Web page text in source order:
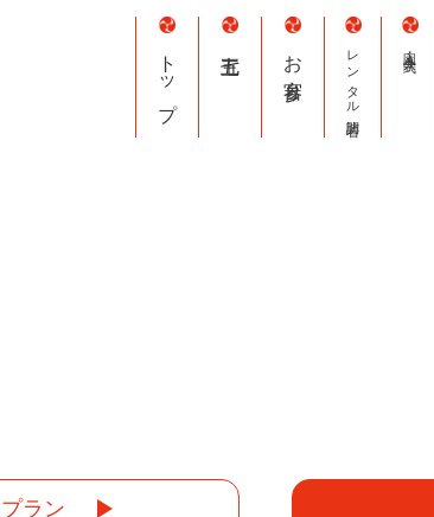
トップ お宮参り レンタル訪問着
ラン